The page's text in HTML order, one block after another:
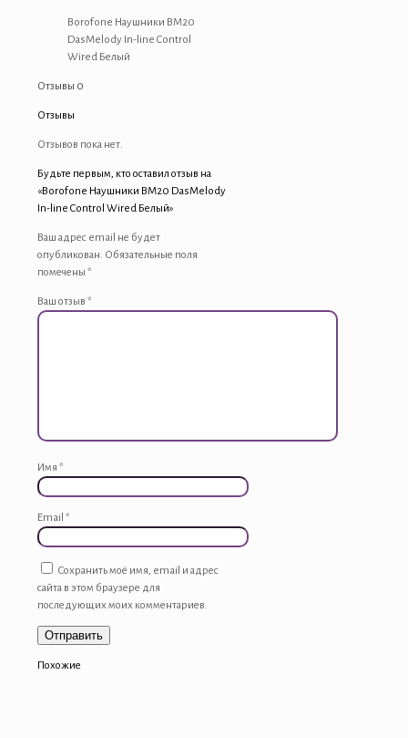
Control
Белый
Borofone Наушники BM20
DasMelody In-line Control
Wired Белый
Отзывы 0
Отзывы
Отзывов пока нет.
Будьте первым, кто оставил отзыв на
«Borofone Наушники BM20 DasMelody
In-line Control Wired Белый»
Ваш адрес email не будет
опубликован. Обязательные поля
помечены *
Ваш отзыв *
Имя *
Email *
Сохранить моё имя, email и адрес
сайта в этом браузере для
последующих моих комментариев.
Похожие